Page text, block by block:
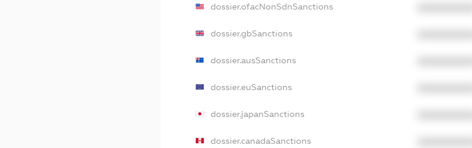
dossier.ofacNonSdnSanctions
dossier.gbSanctions
dossier.ausSanctions
dossier.euSanctions
dossier.japanSanctions
dossier.canadaSanctions